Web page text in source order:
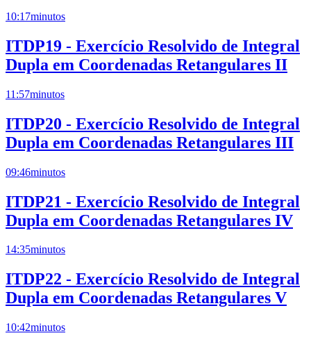
10:17minutos
ITDP19 - Exercício Resolvido de Integral
Dupla em Coordenadas Retangulares II
11:57minutos
ITDP20 - Exercício Resolvido de Integral
Dupla em Coordenadas Retangulares III
09:46minutos
ITDP21 - Exercício Resolvido de Integral
Dupla em Coordenadas Retangulares IV
14:35minutos
ITDP22 - Exercício Resolvido de Integral
Dupla em Coordenadas Retangulares V
10:42minutos